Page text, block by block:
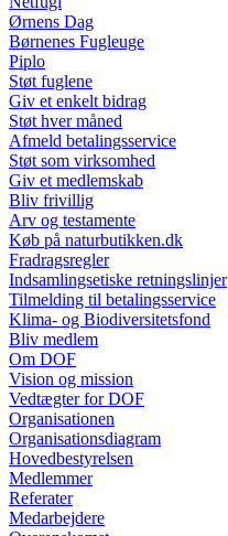
Ørnens Dag
Børnenes Fugleuge
Piplo
Støt fuglene
Giv et enkelt bidrag
Støt hver måned
Afmeld betalingsservice
Støt som virksomhed
Giv et medlemskab
Bliv frivillig
Arv og testamente
Køb på naturbutikken.dk
Fradragsregler
Indsamlingsetiske retningslinjer
Tilmelding til betalingsservice
Klima- og Biodiversitetsfond
Bliv medlem
Om DOF
Vision og mission
Vedtægter for DOF
Organisationen
Organisationsdiagram
Hovedbestyrelsen
Medlemmer
Referater
Medarbejdere